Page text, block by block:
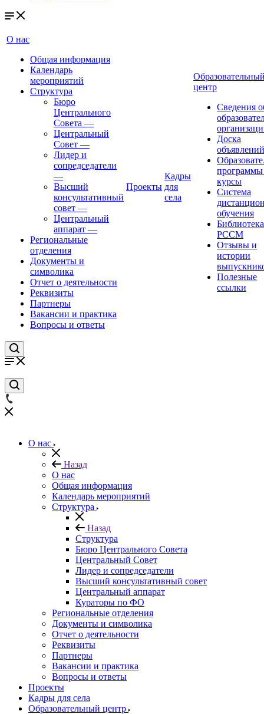
О нас
Общая информация
Календарь
мероприятий
Структура
Бюро
Центрального
Совета —
Центральный
Совет —
Лидер и
сопредседатели
—
Высший
консультативный
совет —
Центральный
аппарат —
Региональные
отделения
Документы и
символика
Отчет о деятельности
Реквизиты
Партнеры
Вакансии и практика
Вопросы и ответы
Проекты
Кадры
для
села
центр
Сведения
Доска
объявлений
курсы
Система
обучения
Библиотека
РССМ
Отзывы и
истории
Полезные
ссылки
О нас
Назад
О нас
Общая информация
Календарь мероприятий
Структура
Назад
Структура
Бюро Центрального Совета
Центральный Совет
Лидер и сопредседатели
Высший консультативный совет
Центральный аппарат
Кураторы по ФО
Региональные отделения
Документы и символика
Отчет о деятельности
Реквизиты
Партнеры
Вакансии и практика
Вопросы и ответы
Проекты
Кадры для села
Образовательный центр